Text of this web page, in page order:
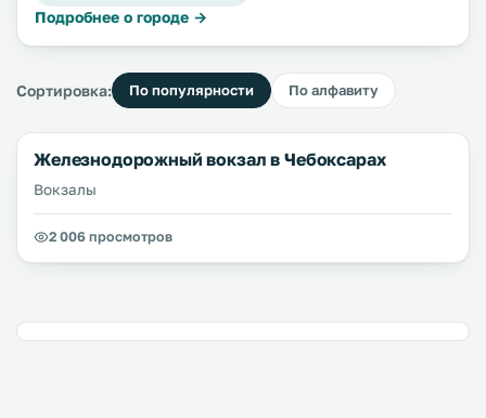
Подробнее о городе →
Сортировка: По популярности По алфавиту
Железнодорожный вокзал в Чебоксарах
Вокзалы
2 006 просмотров